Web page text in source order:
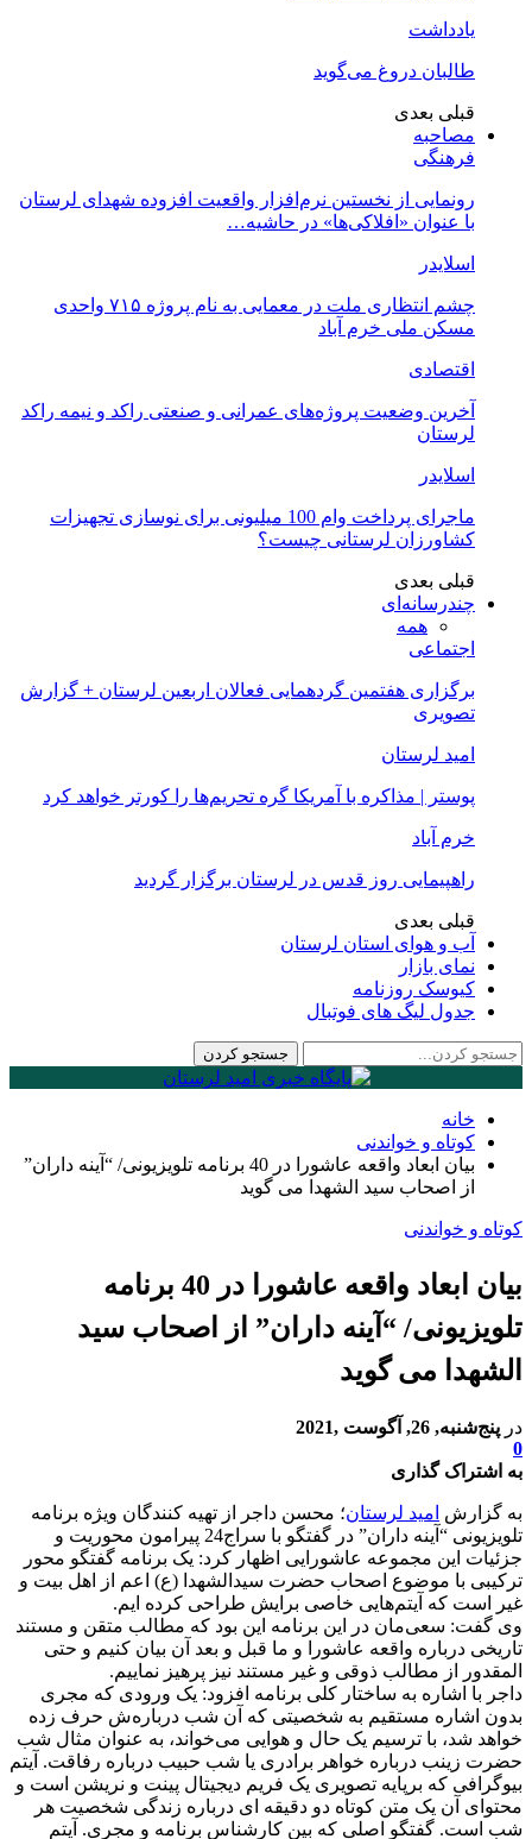
یادداشت
طالبان دروغ می‌گوید
قبلی بعدی
مصاحبه
فرهنگی
رونمایی از نخستین نرم‌افزار واقعیت افزوده شهدای لرستان
با عنوان «افلاکی‌ها» در حاشیه…
اسلایدر
چشم انتظاری ملت در معمایی به نام پروژه ۷۱۵ واحدی
مسکن ملی خرم آباد
اقتصادی
آخرین وضعیت پروژه‌های عمرانی و صنعتی راکد و نیمه راکد
لرستان
اسلایدر
ماجرای پرداخت وام 100 میلیونی برای نوسازی تجهیزات
کشاورزان لرستانی چیست؟
قبلی بعدی
چندرسانه‌ای
همه
اجتماعی
برگزاری هفتمین گردهمایی فعالان اربعین لرستان + گزارش
تصویری
امید لرستان
پوستر | مذاکره با آمریکا گره تحریم‌ها را کورتر خواهد کرد
خرم آباد
راهپیمایی روز قدس در لرستان برگزار گردید
قبلی بعدی
آب و هوای استان لرستان
نمای بازار
کیوسک روزنامه
جدول لیگ های فوتبال
خانه
کوتاه و خواندنی
بیان ابعاد واقعه عاشورا در 40 برنامه تلویزیونی/ “آینه داران”
از اصحاب سید الشهدا می گوید
کوتاه و خواندنی
بیان ابعاد واقعه عاشورا در 40 برنامه
تلویزیونی/ “آینه داران” از اصحاب سید
الشهدا می گوید
در پنج‌شنبه, 26, آگوست ,2021
0
به اشتراک گذاری
به گزارش امید لرستان؛ محسن داجر از تهیه کنندگان ویژه برنامه
تلویزیونی “آینه داران” در گفتگو با سراج24 پیرامون محوریت و
جزئیات این مجموعه عاشورایی اظهار کرد: یک برنامه گفتگو محور
ترکیبی‌ با موضوع اصحاب حضرت سیدالشهدا (ع) اعم از اهل بیت و
غیر است که آیتم‌هایی خاصی برایش طراحی کرده ایم.
وی گفت: سعی‌مان در این برنامه این بود که مطالب متقن و مستند
تاریخی درباره واقعه عاشورا و ما قبل و بعد آن بیان کنیم و حتی‌
المقدور از مطالب ذوقی و غیر مستند نیز پرهیز نماییم.
داجر با اشاره به ساختار کلی برنامه افزود: یک ورودی که مجری
بدون اشاره مستقیم به شخصیتی که آن شب درباره‌ش حرف زده
خواهد شد، با ترسیم یک حال و هوایی می‌خواند، به عنوان مثال شب
حضرت زینب درباره خواهر برادری یا شب حبیب درباره رفاقت. آیتم
بیوگرافی که برپایه تصویری یک فریم دیجیتال پینت و نریشن است و
محتوای آن یک متن کوتاه دو دقیقه ای درباره زندگی شخصیت هر
شب است. گفتگو اصلی که بین کارشناس برنامه و مجری‌. آیتم